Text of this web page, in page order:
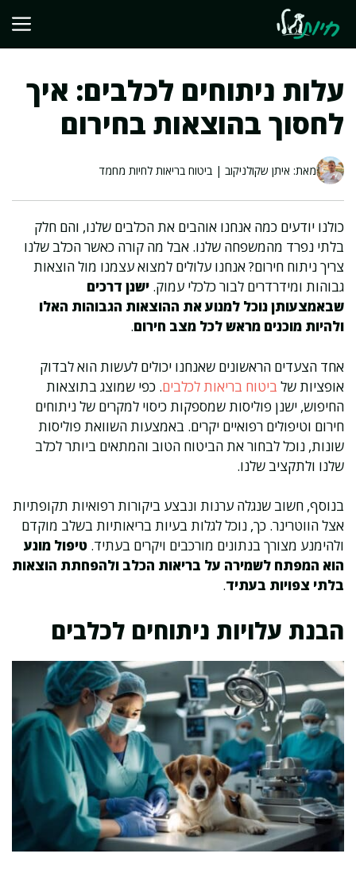
לתוכן
עלות ניתוחים לכלבים: איך
לחסוך בהוצאות בחירום
מאת: איתן שקולניקוב | ביטוח בריאות לחיות מחמד
כולנו יודעים כמה אנחנו אוהבים את הכלבים שלנו, והם חלק
בלתי נפרד מהמשפחה שלנו. אבל מה קורה כאשר הכלב שלנו
צריך ניתוח חירום? אנחנו עלולים למצוא עצמנו מול הוצאות
גבוהות ומידרדרים לבור כלכלי עמוק. ישנן דרכים
שבאמצעותן נוכל למנוע את ההוצאות הגבוהות האלו
ולהיות מוכנים מראש לכל מצב חירום.
אחד הצעדים הראשונים שאנחנו יכולים לעשות הוא לבדוק
אופציות של ביטוח בריאות לכלבים. כפי שמוצג בתוצאות
החיפוש, ישנן פוליסות שמספקות כיסוי למקרים של ניתוחים
חירום וטיפולים רפואיים יקרים. באמצעות השוואת פוליסות
שונות, נוכל לבחור את הביטוח הטוב והמתאים ביותר לכלב
שלנו ולתקציב שלנו.
בנוסף, חשוב שנגלה ערנות ונבצע ביקורות רפואיות תקופתיות
אצל הווטרינר. כך, נוכל לגלות בעיות בריאותיות בשלב מוקדם
ולהימנע מצורך בנתונים מורכבים ויקרים בעתיד. טיפול מונע
הוא המפתח לשמירה על בריאות הכלב ולהפחתת הוצאות
בלתי צפויות בעתיד.
הבנת עלויות ניתוחים לכלבים